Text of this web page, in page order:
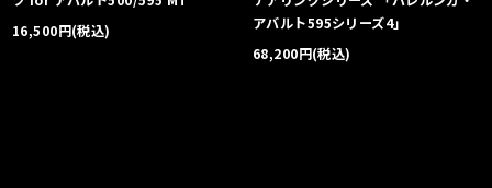
16,500円(税込)
アバルト595シリーズ4」
68,200円(税込)